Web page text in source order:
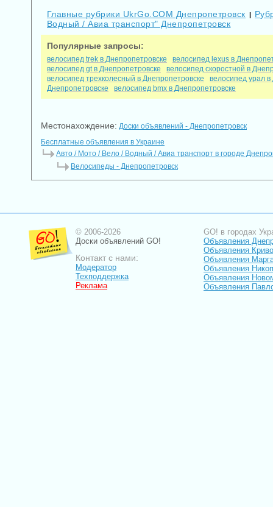
Главные рубрики UkrGo.COM Днепропетровск
Водный / Авиа транспорт" Днепропетровск
Популярные запросы:
велосипед trek в Днепропетровске
велосипед lexus в
велосипед gt в Днепропетровске
велосипед скоростной в
велосипед трехколесный в Днепропетровске
велосипед урал
Днепропетровске
велосипед bmx в Днепропетровске
Местонахождение: Доски объявлений - Днепропетровск
Бесплатные объявления в Украине
Авто / Мото / Вело / Водный / Авиа транспорт в городе
Велосипеды - Днепропетровск
© 2006-2026
Доски объявлений GO!
Контакт с нами:
Модератор
Техподдержка
Реклама
GO! в городах
Объявления
Объявления
Объявления
Объявления
Объявления
Объявления